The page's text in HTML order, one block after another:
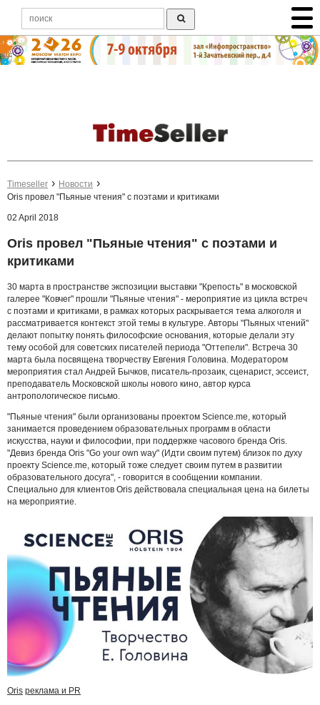
Timeseller
Новости
Oris провел "Пьяные чтения" с поэтами и критиками
02 April 2018
Oris провел "Пьяные чтения" с поэтами и
критиками
30 марта в пространстве экспозиции выставки "Крепость" в московской
галерее "Ковчег" прошли "Пьяные чтения" - мероприятие из цикла встреч
с поэтами и критиками, в рамках которых раскрывается тема алкоголя и
рассматривается контекст этой темы в культуре. Авторы "Пьяных чтений"
делают попытку понять философские основания, которые делали эту
тему особой для советских писателей периода "Оттепели". Встреча 30
марта была посвящена творчеству Евгения Головина. Модератором
мероприятия стал Андрей Бычков, писатель-прозаик, сценарист, эссеист,
преподаватель Московской школы нового кино, автор курса
антропологическое письмо.
"Пьяные чтения" были организованы проектом Science.me, который
занимается проведением образовательных программ в области
искусства, науки и философии, при поддержке часового бренда Oris.
"Девиз бренда Oris "Go your own way" (Идти своим путем) близок по духу
проекту Science.me, который тоже следует своим путем в развитии
образовательного досуга", - говорится в сообщении компании.
Специально для клиентов Oris действовала специальная цена на билеты
на мероприятие.
Oris реклама и PR